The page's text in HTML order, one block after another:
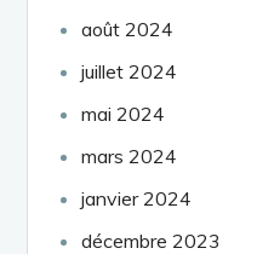
août 2024
juillet 2024
mai 2024
mars 2024
janvier 2024
décembre 2023